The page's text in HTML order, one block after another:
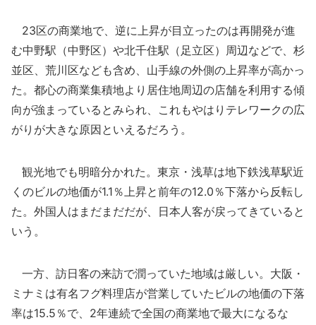
23区の商業地で、逆に上昇が目立ったのは再開発が進
む中野駅（中野区）や北千住駅（足立区）周辺などで、杉
並区、荒川区なども含め、山手線の外側の上昇率が高かっ
た。都心の商業集積地より居住地周辺の店舗を利用する傾
向が強まっているとみられ、これもやはりテレワークの広
がりが大きな原因といえるだろう。
観光地でも明暗分かれた。東京・浅草は地下鉄浅草駅近
くのビルの地価が1.1％上昇と前年の12.0％下落から反転し
た。外国人はまだまだだが、日本人客が戻ってきていると
いう。
一方、訪日客の来訪で潤っていた地域は厳しい。大阪・
ミナミは有名フグ料理店が営業していたビルの地価の下落
率は15.5％で、2年連続で全国の商業地で最大になるな